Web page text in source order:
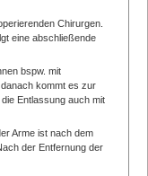
Chirurgen.
eine abschließende
bspw. mit
kommt es zur
Entlassung auch mit
Arme ist nach dem
der Entfernung der